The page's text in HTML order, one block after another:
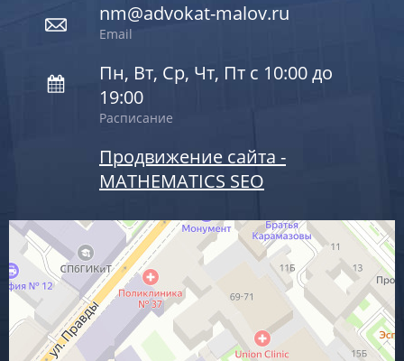
nm@advokat-malov.ru
Email
Пн, Вт, Ср, Чт, Пт с 10:00 до
19:00
Расписание
Продвижение сайта -
MATHEMATICS SEO